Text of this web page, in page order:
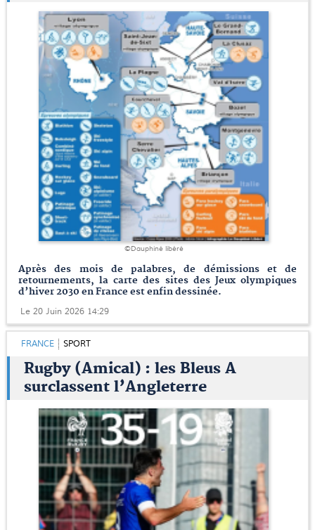
©Dauphiné libéré
Après des mois de palabres, de démissions et de
retournements, la carte des sites des Jeux olympiques
d’hiver 2030 en France est enfin dessinée.
Le 20 Juin 2026 14:29
FRANCE SPORT
Rugby (Amical) : les Bleus A
surclassent l’Angleterre